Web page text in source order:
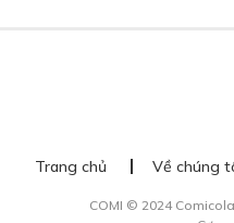
Trang chủ Về chúng
COMI © 2024